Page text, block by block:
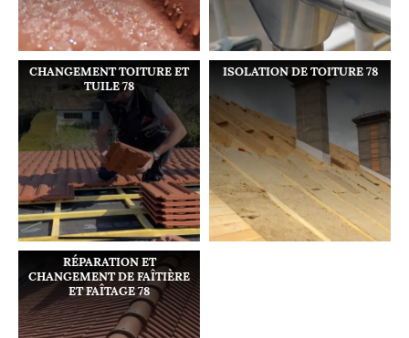
CHANGEMENT TOITURE ET
TUILE 78
ISOLATION DE TOITURE 78
RÉPARATION ET
CHANGEMENT DE FAÎTIÈRE
ET FAÎTAGE 78